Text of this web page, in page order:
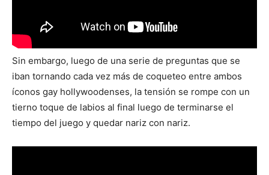
Sin embargo, luego de una serie de preguntas que se
iban tornando cada vez más de coqueteo entre ambos
íconos gay hollywoodenses, la tensión se rompe con un
tierno toque de labios al final luego de terminarse el
tiempo del juego y quedar nariz con nariz.